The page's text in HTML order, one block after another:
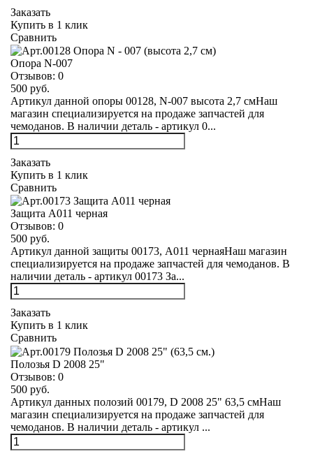
Заказать
Купить в 1 клик
Сравнить
Опора N-007
Отзывов: 0
500 руб.
Артикул данной опоры 00128, N-007 высота 2,7 смНаш
магазин специализируется на продаже запчастей для
чемоданов. В наличии деталь - артикул 0...
Заказать
Купить в 1 клик
Сравнить
Защита А011 черная
Отзывов: 0
500 руб.
Артикул данной защиты 00173, А011 чернаяНаш магазин
специализируется на продаже запчастей для чемоданов. В
наличии деталь - артикул 00173 За...
Заказать
Купить в 1 клик
Сравнить
Полозья D 2008 25"
Отзывов: 0
500 руб.
Артикул данных полозий 00179, D 2008 25" 63,5 смНаш
магазин специализируется на продаже запчастей для
чемоданов. В наличии деталь - артикул ...